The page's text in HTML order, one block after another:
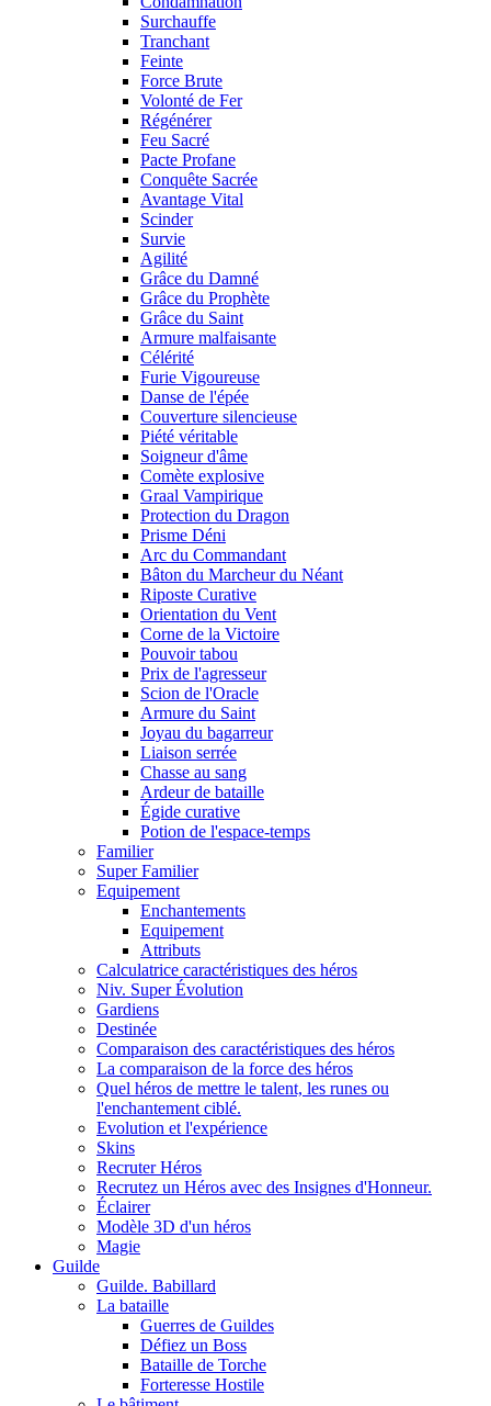
Surchauffe
Tranchant
Feinte
Force Brute
Volonté de Fer
Régénérer
Feu Sacré
Pacte Profane
Conquête Sacrée
Avantage Vital
Scinder
Survie
Agilité
Grâce du Damné
Grâce du Prophète
Grâce du Saint
Armure malfaisante
Célérité
Furie Vigoureuse
Danse de l'épée
Couverture silencieuse
Piété véritable
Soigneur d'âme
Comète explosive
Graal Vampirique
Protection du Dragon
Prisme Déni
Arc du Commandant
Bâton du Marcheur du Néant
Riposte Curative
Orientation du Vent
Corne de la Victoire
Pouvoir tabou
Prix de l'agresseur
Scion de l'Oracle
Armure du Saint
Joyau du bagarreur
Liaison serrée
Chasse au sang
Ardeur de bataille
Égide curative
Potion de l'espace-temps
Familier
Super Familier
Equipement
Enchantements
Equipement
Attributs
Calculatrice caractéristiques des héros
Niv. Super Évolution
Gardiens
Destinée
Comparaison des caractéristiques des héros
La comparaison de la force des héros
Quel héros de mettre le talent, les runes ou
l'enchantement ciblé.
Evolution et l'expérience
Skins
Recruter Héros
Recrutez un Héros avec des Insignes d'Honneur.
Éclairer
Modèle 3D d'un héros
Magie
Guilde
Guilde. Babillard
La bataille
Guerres de Guildes
Défiez un Boss
Bataille de Torche
Forteresse Hostile